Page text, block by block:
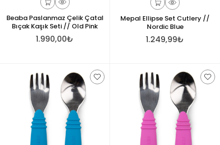
Beaba Paslanmaz Çelik Çatal
Bıçak Kaşık Seti // Old Pink
1.990,00₺
Mepal Ellipse Set Cutlery //
Nordic Blue
1.249,99₺